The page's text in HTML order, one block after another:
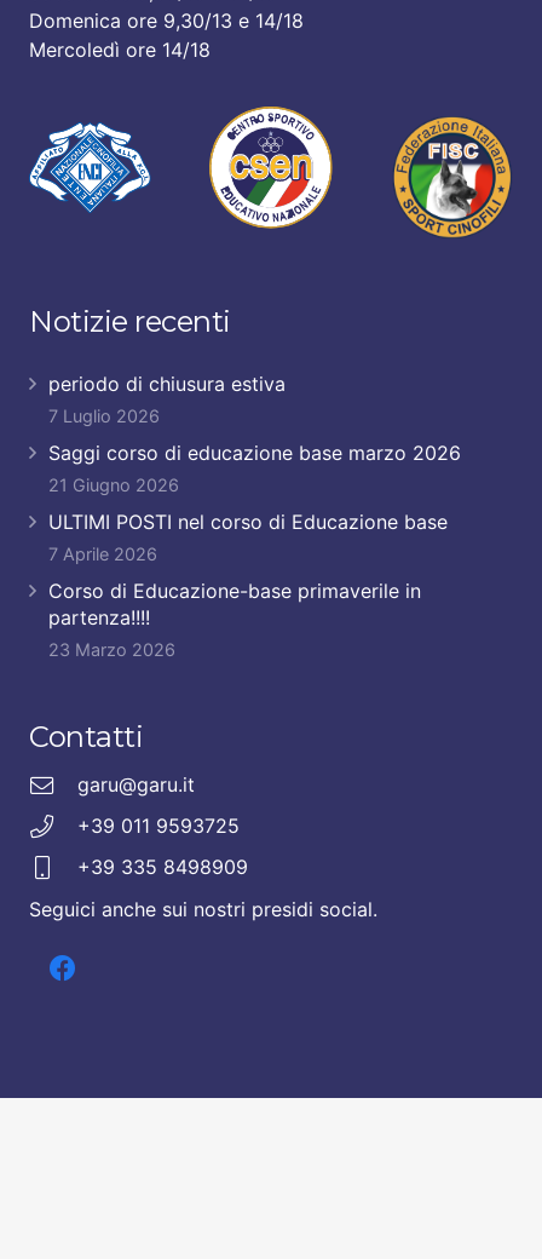
Domenica ore 9,30/13 e 14/18
Mercoledì ore 14/18
Notizie recenti
periodo di chiusura estiva
7 Luglio 2026
Saggi corso di educazione base marzo 2026
21 Giugno 2026
ULTIMI POSTI nel corso di Educazione base
7 Aprile 2026
Corso di Educazione-base primaverile in
partenza!!!!
23 Marzo 2026
Contatti
garu@garu.it
+39 011 9593725
+39 335 8498909
Seguici anche sui nostri presidi social.